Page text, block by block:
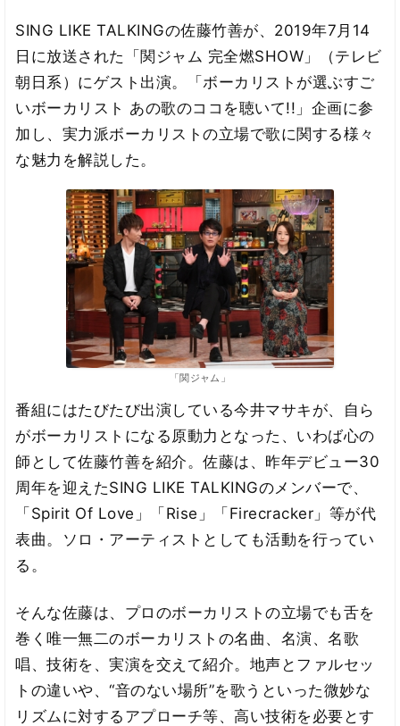
SING LIKE TALKINGの佐藤竹善が、2019年7月14
日に放送された「関ジャム 完全燃SHOW」（テレビ
朝日系）にゲスト出演。「ボーカリストが選ぶすご
いボーカリスト あの歌のココを聴いて!!」企画に参
加し、実力派ボーカリストの立場で歌に関する様々
な魅力を解説した。
「関ジャム」
番組にはたびたび出演している今井マサキが、自ら
がボーカリストになる原動力となった、いわば心の
師として佐藤竹善を紹介。佐藤は、昨年デビュー30
周年を迎えたSING LIKE TALKINGのメンバーで、
「Spirit Of Love」「Rise」「Firecracker」等が代
表曲。ソロ・アーティストとしても活動を行ってい
る。
そんな佐藤は、プロのボーカリストの立場でも舌を
巻く唯一無二のボーカリストの名曲、名演、名歌
唱、技術を、実演を交えて紹介。地声とファルセッ
トの違いや、“音のない場所”を歌うといった微妙な
リズムに対するアプローチ等、高い技術を必要とす